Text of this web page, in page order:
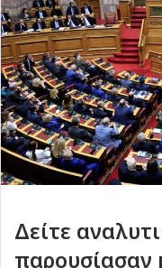
Δείτε
παρουσίασαν